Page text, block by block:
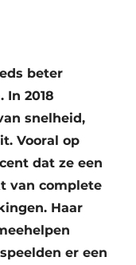
beter
2018
snelheid,
Vooral op
dat ze een
van complete
Haar
er een